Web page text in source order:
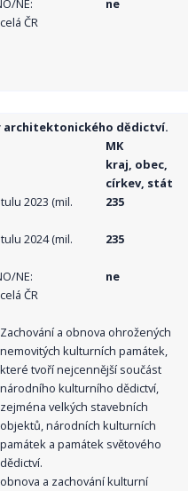
NE:
ne
celá ČR
architektonického dědictví.
MK
kraj, obec,
církev, stát
2023 (mil.
235
2024 (mil.
235
NE:
ne
celá ČR
Zachování a obnova ohrožených
nemovitých kulturních památek,
které tvoří nejcennější součást
národního kulturního dědictví,
zejména velkých stavebních
objektů, národních kulturních
památek a památek světového
dědictví.
obnova a zachování kulturní